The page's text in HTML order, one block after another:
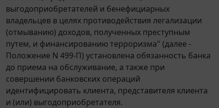
выгодоприобретателей и бенефициарных
владельцев в целях противодействия легализации
(отмыванию) доходов, полученных преступным
путем, и финансированию терроризма" (далее -
Положение N 499-П) установлена обязанность банка
до приема на обслуживание, а также при
совершении банковских операций
идентифицировать клиента, представителя клиента
и (или) выгодоприобретателя.